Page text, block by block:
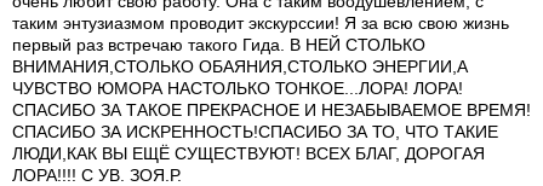
таким энтузиазмом проводит экскурссии! Я за всю свою жизнь
первый раз встречаю такого Гида. В НЕЙ СТОЛЬКО
ВНИМАНИЯ,СТОЛЬКО ОБАЯНИЯ,СТОЛЬКО ЭНЕРГИИ,А
ЧУВСТВО ЮМОРА НАСТОЛЬКО ТОНКОЕ...ЛОРА! ЛОРА!
СПАСИБО ЗА ТАКОЕ ПРЕКРАСНОЕ И НЕЗАБЫВАЕМОЕ ВРЕМЯ!
СПАСИБО ЗА ИСКРЕННОСТЬ!СПАСИБО ЗА ТО, ЧТО ТАКИЕ
ЛЮДИ,КАК ВЫ ЕЩЁ СУЩЕСТВУЮТ! ВСЕХ БЛАГ, ДОРОГАЯ
ЛОРА!!!! С УВ. ЗОЯ.Р.